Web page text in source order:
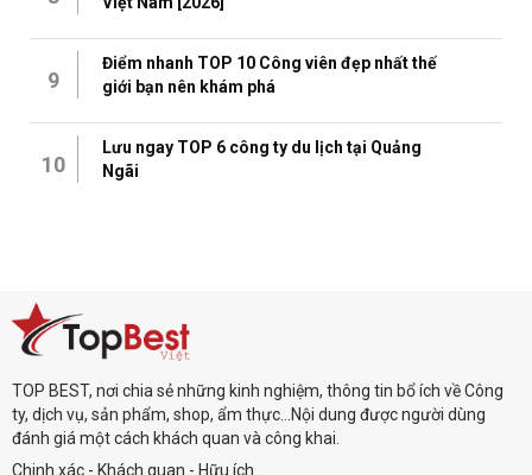
9
Điểm nhanh TOP 10 Công viên đẹp nhất thế
giới bạn nên khám phá
10
Lưu ngay TOP 6 công ty du lịch tại Quảng
Ngãi
TOP BEST, nơi chia sẻ những kinh nghiệm, thông tin bổ ích về Công
ty, dịch vụ, sản phẩm, shop, ẩm thực...Nội dung được người dùng
đánh giá một cách khách quan và công khai.
Chinh xác - Khách quan - Hữu ích